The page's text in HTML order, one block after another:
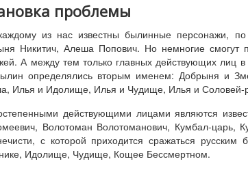
проблемы
из нас известны былинные персонажи,
Никитич, Алеша Попович. Но немногие смогут
А между тем только главных действующих лиц
определялись вторым именем: Добрыня и
Илья и Идолище, Илья и Чудище, Илья и Соловей-
действующими лицами являются
Волотоман Волотоманович, Кумбал-царь,
с которой приходится сражаться
Идолище, Чудище, Кощее Бессмертном.